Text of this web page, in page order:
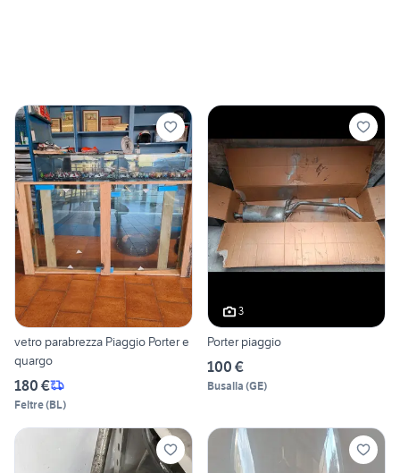
vetro parabrezza Piaggio Porter e
quargo
180 €
Feltre(BL)
3
Porter piaggio
100 €
Busalla (GE)